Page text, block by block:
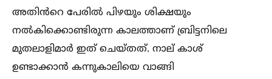
അതിൻറെ പേരില്‍ പിഴയും ശിക്ഷയും
നല്‍കിക്കൊണ്ടിരുന്ന കാലത്താണ് ബ്രിട്ടനിലെ
മുതലാളിമാർ ഇത് ചെയ്തത്. നാല് കാശ്
ഉണ്ടാക്കാൻ കന്നുകാലിയെ വാങ്ങി